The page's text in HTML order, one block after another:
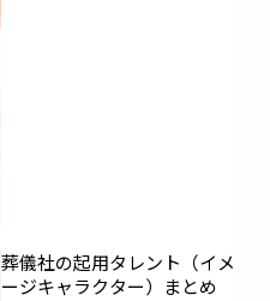
葬儀社の起用タレント（イメ
ージキャラクター）まとめ